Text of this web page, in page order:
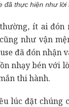
đã thực hiện như lời
ít ai
như vận
đã đón
nhạy bén với
thi hành.
lúc đặt